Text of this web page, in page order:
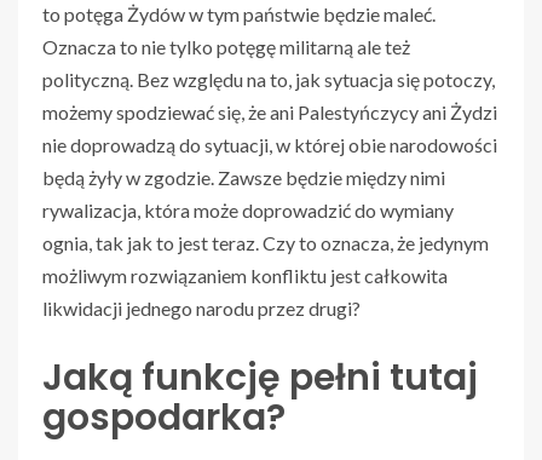
to potęga Żydów w tym państwie będzie maleć.
Oznacza to nie tylko potęgę militarną ale też
polityczną. Bez względu na to, jak sytuacja się potoczy,
możemy spodziewać się, że ani Palestyńczycy ani Żydzi
nie doprowadzą do sytuacji, w której obie narodowości
będą żyły w zgodzie. Zawsze będzie między nimi
rywalizacja, która może doprowadzić do wymiany
ognia, tak jak to jest teraz. Czy to oznacza, że jedynym
możliwym rozwiązaniem konfliktu jest całkowita
likwidacji jednego narodu przez drugi?
Jaką funkcję pełni tutaj
gospodarka?